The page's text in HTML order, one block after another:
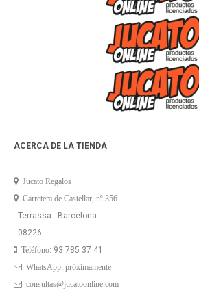
ACERCA DE LA TIENDA
Jucato Regalos
Carretera de Castellar, nº 356
Terrassa - Barcelona
08226
Teléfono: 93 785 37 41
WhatsApp: próximamente
consultas@jucatoonline.com